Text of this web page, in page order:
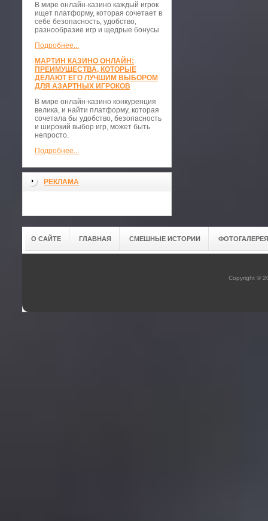
В мире онлайн-казино каждый игрок
ищет платформу, которая сочетает в
себе безопасность, удобство,
разнообразие игр и щедрые бонусы.
Подробнее...
МАРТИН КАЗИНО ОНЛАЙН:
ПРЕИМУЩЕСТВА, КОТОРЫЕ
ДЕЛАЮТ ЕГО ЛУЧШИМ ВЫБОРОМ
ДЛЯ АЗАРТНЫХ ИГРОКОВ
В мире онлайн-казино конкуренция
велика, и найти платформу, которая
сочетала бы удобство, безопасность
и широкий выбор игр, может быть
непросто.
Подробнее...
РЕКЛАМА
О САЙТЕ ГЛАВНАЯ СМЕШНЫЕ ИСТОРИИ ФОТОГАЛЕРЕЯ
Copyright ©